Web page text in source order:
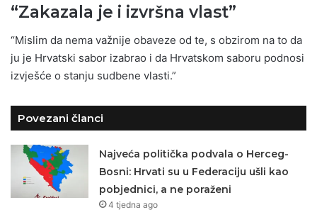
“Zakazala je i izvršna vlast”
“Mislim da nema važnije obaveze od te, s obzirom na to da
ju je Hrvatski sabor izabrao i da Hrvatskom saboru podnosi
izvješće o stanju sudbene vlasti.”
Povezani članci
Najveća politička podvala o Herceg-
Bosni: Hrvati su u Federaciju ušli kao
pobjednici, a ne poraženi
4 tjedna ago